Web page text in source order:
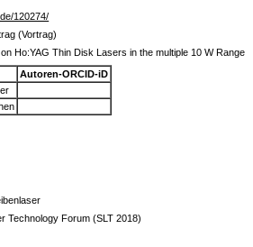
120274/
(Vortrag)
Ho:YAG Thin Disk Lasers in the multiple 10 W Range
Autoren-ORCID-iD
Technology Forum (SLT 2018)